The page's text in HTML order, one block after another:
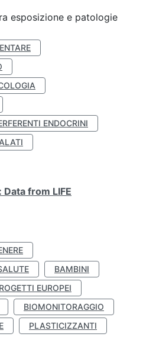
esposizione e patologie
ENDOCRINI
from LIFE
BAMBINI
EUROPEI
BIOMONITORAGGIO
PLASTICIZZANTI